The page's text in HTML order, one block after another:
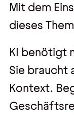
Mit dem
dieses
KI benötigt
Sie braucht
Kontext.